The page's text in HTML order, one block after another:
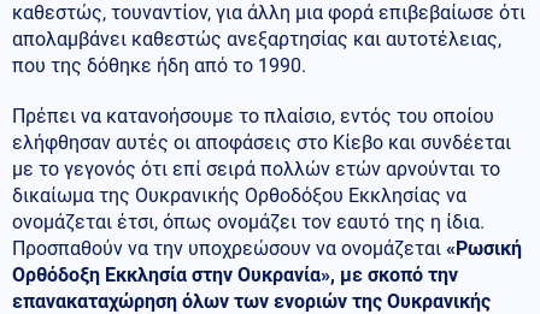
καθεστώς, τουναντίον, για άλλη μια φορά επιβεβαίωσε ότι
απολαμβάνει καθεστώς ανεξαρτησίας και αυτοτέλειας,
που της δόθηκε ήδη από το 1990.
Πρέπει να κατανοήσουμε το πλαίσιο, εντός του οποίου
ελήφθησαν αυτές οι αποφάσεις στο Κίεβο και συνδέεται
με το γεγονός ότι επί σειρά πολλών ετών αρνούνται το
δικαίωμα της Ουκρανικής Ορθοδόξου Εκκλησίας να
ονομάζεται έτσι, όπως ονομάζει τον εαυτό της η ίδια.
Προσπαθούν να την υποχρεώσουν να ονομάζεται «Ρωσική
Ορθόδοξη Εκκλησία στην Ουκρανία», με σκοπό την
επανακαταχώρηση όλων των ενοριών της Ουκρανικής